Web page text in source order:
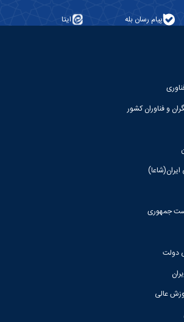
پیام رسان بله ایتا
و فناوران کشور
جمهوری
دولت
عالی